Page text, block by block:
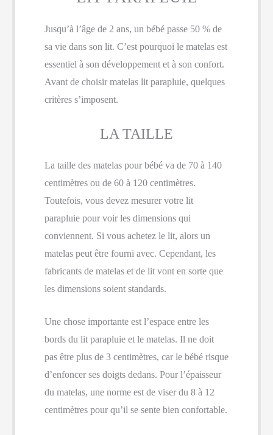
Jusqu’à l’âge de 2 ans, un bébé passe 50 % de
sa vie dans son lit. C’est pourquoi le matelas est
essentiel à son développement et à son confort.
Avant de choisir matelas lit parapluie, quelques
critères s’imposent.
LA TAILLE
La taille des matelas pour bébé va de 70 à 140
centimètres ou de 60 à 120 centimètres.
Toutefois, vous devez mesurer votre lit
parapluie pour voir les dimensions qui
conviennent. Si vous achetez le lit, alors un
matelas peut être fourni avec. Cependant, les
fabricants de matelas et de lit vont en sorte que
les dimensions soient standards.
Une chose importante est l’espace entre les
bords du lit parapluie et le matelas. Il ne doit
pas être plus de 3 centimètres, car le bébé risque
d’enfoncer ses doigts dedans. Pour l’épaisseur
du matelas, une norme est de viser du 8 à 12
centimètres pour qu’il se sente bien confortable.